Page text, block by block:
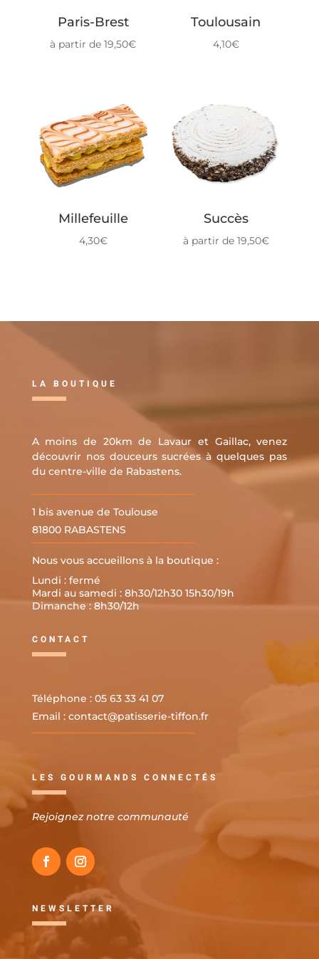
Paris-Brest
à partir de19,50€
Toulousain
4,10€
Millefeuille
4,30€
Succès
à partir de 19,50€
LA BOUTIQUE
A moins de 20km de Lavaur et Gaillac, venez
découvrir nos douceurs sucrées à quelques pas
du centre-ville de Rabastens.
1 bis avenue de Toulouse
81800 RABASTENS
Nous vous accueillons à la boutique :
Lundi : fermé
Mardi au samedi : 8h30/12h30 15h30/19h
Dimanche : 8h30/12h
CONTACT
Téléphone : 05 63 33 41 07
Email : contact@patisserie-tiffon.fr
LES GOURMANDS CONNECTÉS
Rejoignez notre communauté
NEWSLETTER